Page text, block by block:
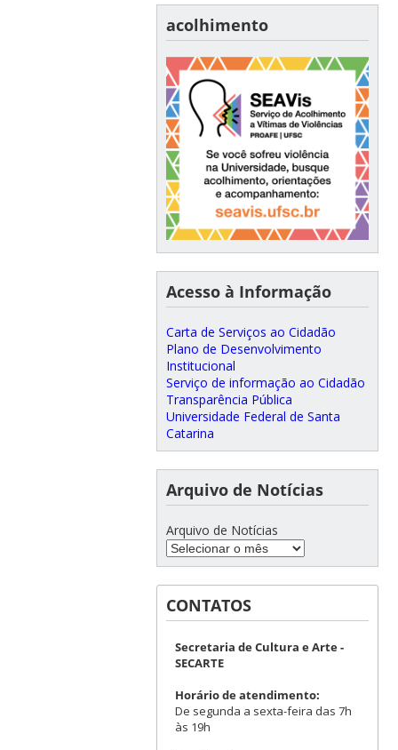
acolhimento
Acesso à Informação
Carta de Serviços ao Cidadão
Plano de Desenvolvimento
Institucional
Serviço de informação ao Cidadão
Transparência Pública
Universidade Federal de Santa
Catarina
Arquivo de Notícias
Arquivo de Notícias
CONTATOS
Secretaria de Cultura e Arte -
SECARTE
Horário de atendimento:
De segunda a sexta-feira das 7h
às 19h